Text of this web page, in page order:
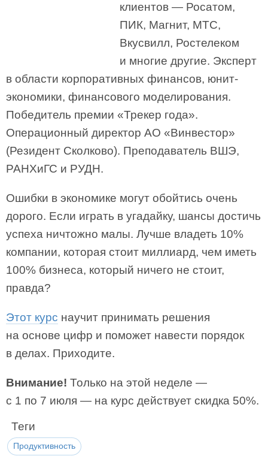
клиентов — Росатом,
ПИК, Магнит, МТС,
Вкусвилл, Ростелеком
и многие другие. Эксперт
в области корпоративных финансов, юнит-
экономики, финансового моделирования.
Победитель премии «Трекер года».
Операционный директор АО «Винвестор»
(Резидент Сколково). Преподаватель ВШЭ,
РАНХиГС и РУДН.
Ошибки в экономике могут обойтись очень
дорого. Если играть в угадайку, шансы достичь
успеха ничтожно малы. Лучше владеть 10%
компании, которая стоит миллиард, чем иметь
100% бизнеса, который ничего не стоит,
правда?
Этот курс научит принимать решения
на основе цифр и поможет навести порядок
в делах. Приходите.
Внимание! Только на этой неделе —
с 1 по 7 июля — на курс действует скидка 50%.
Теги
Продуктивность